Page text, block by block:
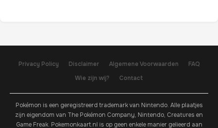
Privacy Policy Disclaimer Algemene Voorwaarden
FAQ
Wie zijn wij?
Contact
Pokémon is een geregistreerd trademark van Nintendo. Alle plaatjes
zijn eigendom van The Pokémon Company, Nintendo, Creatures en
Game Freak. Pokemonkaart.nl is op geen enkele manier gelieerd aan